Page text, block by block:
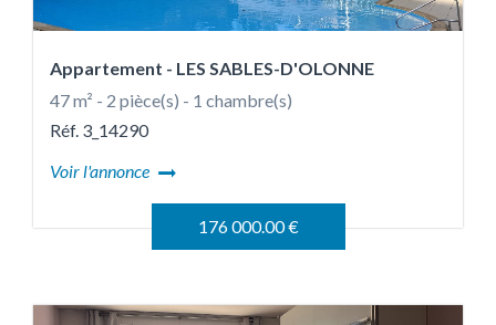
Appartement - LES SABLES-D'OLONNE
47 m² - 2 pièce(s) - 1 chambre(s)
Réf. 3_14290
Voir l'annonce
176 000.00 €